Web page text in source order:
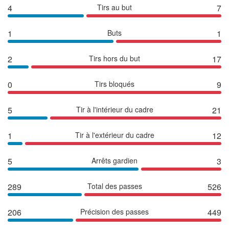
4 Tirs au but 7
1 Buts 1
2 Tirs hors du but 17
0 Tirs bloqués 9
5 Tir à l'intérieur du cadre 21
1 Tir à l'extérieur du cadre 12
5 Arrêts gardien 3
289 Total des passes 526
206 Précision des passes 449